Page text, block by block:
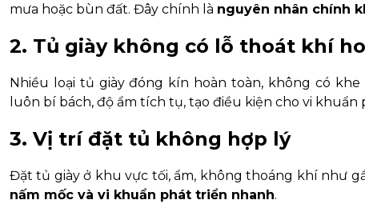
mưa hoặc bùn đất. Đây chính là nguyên nhân chính
2. Tủ giày không có lỗ thoát khí
Nhiều loại tủ giày đóng kín hoàn toàn, không có
luôn bí bách, độ ẩm tích tụ, tạo điều kiện cho vi khuẩn
3. Vị trí đặt tủ không hợp lý
Đặt tủ giày ở khu vực tối, ẩm, không thoáng khí như
nấm mốc và vi khuẩn phát triển nhanh.